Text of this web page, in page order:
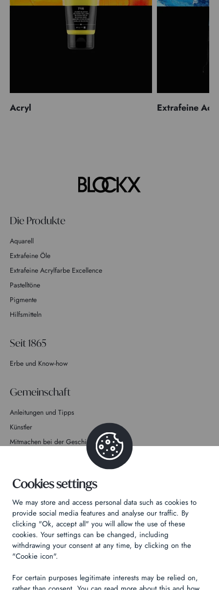
Acryl Extrafeine
Die Produkte
Aquarell
Extrafeine Öle
Extrafeine Acrylfarbe Excellence
Pastelltöne
Pigmente
Hilfsmitteln
Seit 1865
Erbe und Know-how
Gemeinschaft
Anleitungen und Tipps
Künstler
Mitmachen bei der Geschichte
Datenschutzrichtlinie
Rechtliche Hinweise
Technical & Legal informations
Made byIzhak
Cookies settings
We may store and access personal data such as cookies to
provide social media features and analyse our traffic. By
clicking "Ok, accept all" you will allow the use of these
cookies. Your settings can be changed, including
withdrawing your consent at any time, by clicking on the
"Cookie icon".
For certain purposes legitimate interests may be relied on,